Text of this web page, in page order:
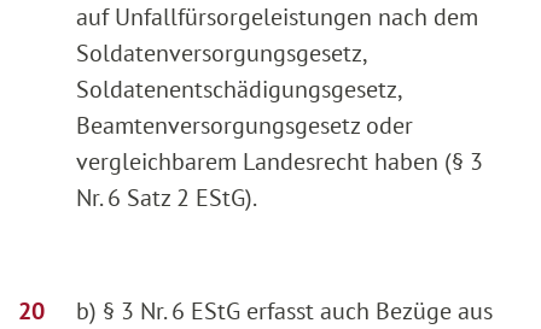
auf Unfallfürsorgeleistungen nach dem
Soldatenversorgungsgesetz,
Soldatenentschädigungsgesetz,
Beamtenversorgungsgesetz oder
vergleichbarem Landesrecht haben (§ 3
Nr. 6 Satz 2 EStG).
b) § 3 Nr. 6 EStG erfasst auch Bezüge aus